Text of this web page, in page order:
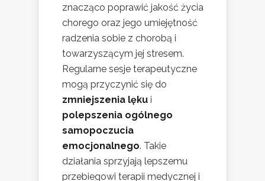
znacząco poprawić jakość życia
chorego oraz jego umiejętność
radzenia sobie z chorobą i
towarzyszącym jej stresem.
Regularne sesje terapeutyczne
mogą przyczynić się do
zmniejszenia lęku i
polepszenia ogólnego
samopoczucia
emocjonalnego. Takie
działania sprzyjają lepszemu
przebiegowi terapii medycznej i